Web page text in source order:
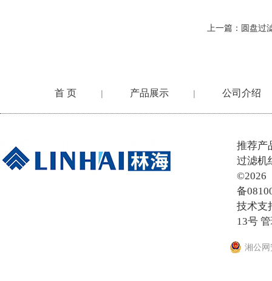
上一篇： 圆盘过
首 页 | 产品展示 | 公司介绍
推荐产
过滤机
©2026
备
技术支
13号
湘公